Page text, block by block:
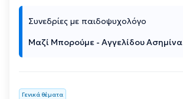
Συνεδρίες με παιδοψυχολόγο
Μαζί Μπορούμε - Αγγελίδου Ασημίνα
Γενικά θέματα